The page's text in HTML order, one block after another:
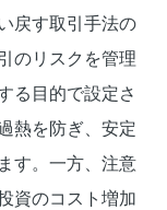
戻す取引手法の
のリスクを管理
る目的で設定さ
熱を防ぎ、安定
す。一方、注意
資のコスト増加